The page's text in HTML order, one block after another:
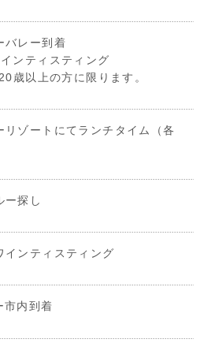
バレー到着
ンティスティング
歳以上の方に限ります。
リゾートにてランチタイム（各
ー探し
インティスティング
市内到着